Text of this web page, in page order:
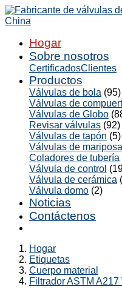
Hogar
Sobre nosotros
CertificadosClientes
Productos
Válvulas de bola (95)
Válvulas de
Válvulas de Globo
Revisar válvulas (92)
Válvulas de tapón (5)
Válvulas de mariposa
Coladores de tubería
Válvula de control
Válvula de cerámica
Válvula domo (2)
Noticias
Contáctenos
Hogar
Etiquetas
Cuerpo material
Filtrador ASTM A217